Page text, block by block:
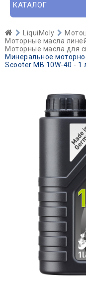
КАТАЛОГ
LiquiMoly
Моторные масла
Моторные масла для
Минеральное
Scooter MB 10W-40 - 1